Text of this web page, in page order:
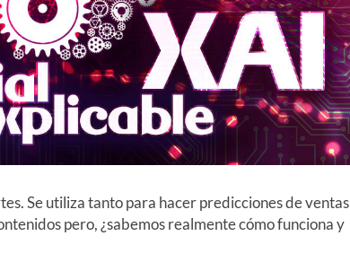
Se utiliza tanto para hacer predicciones de ventas
pero, ¿sabemos realmente cómo funciona y